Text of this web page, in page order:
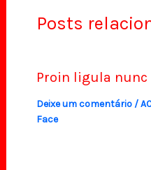
Posts
Proin ligula
Deixe um comentário /
Face